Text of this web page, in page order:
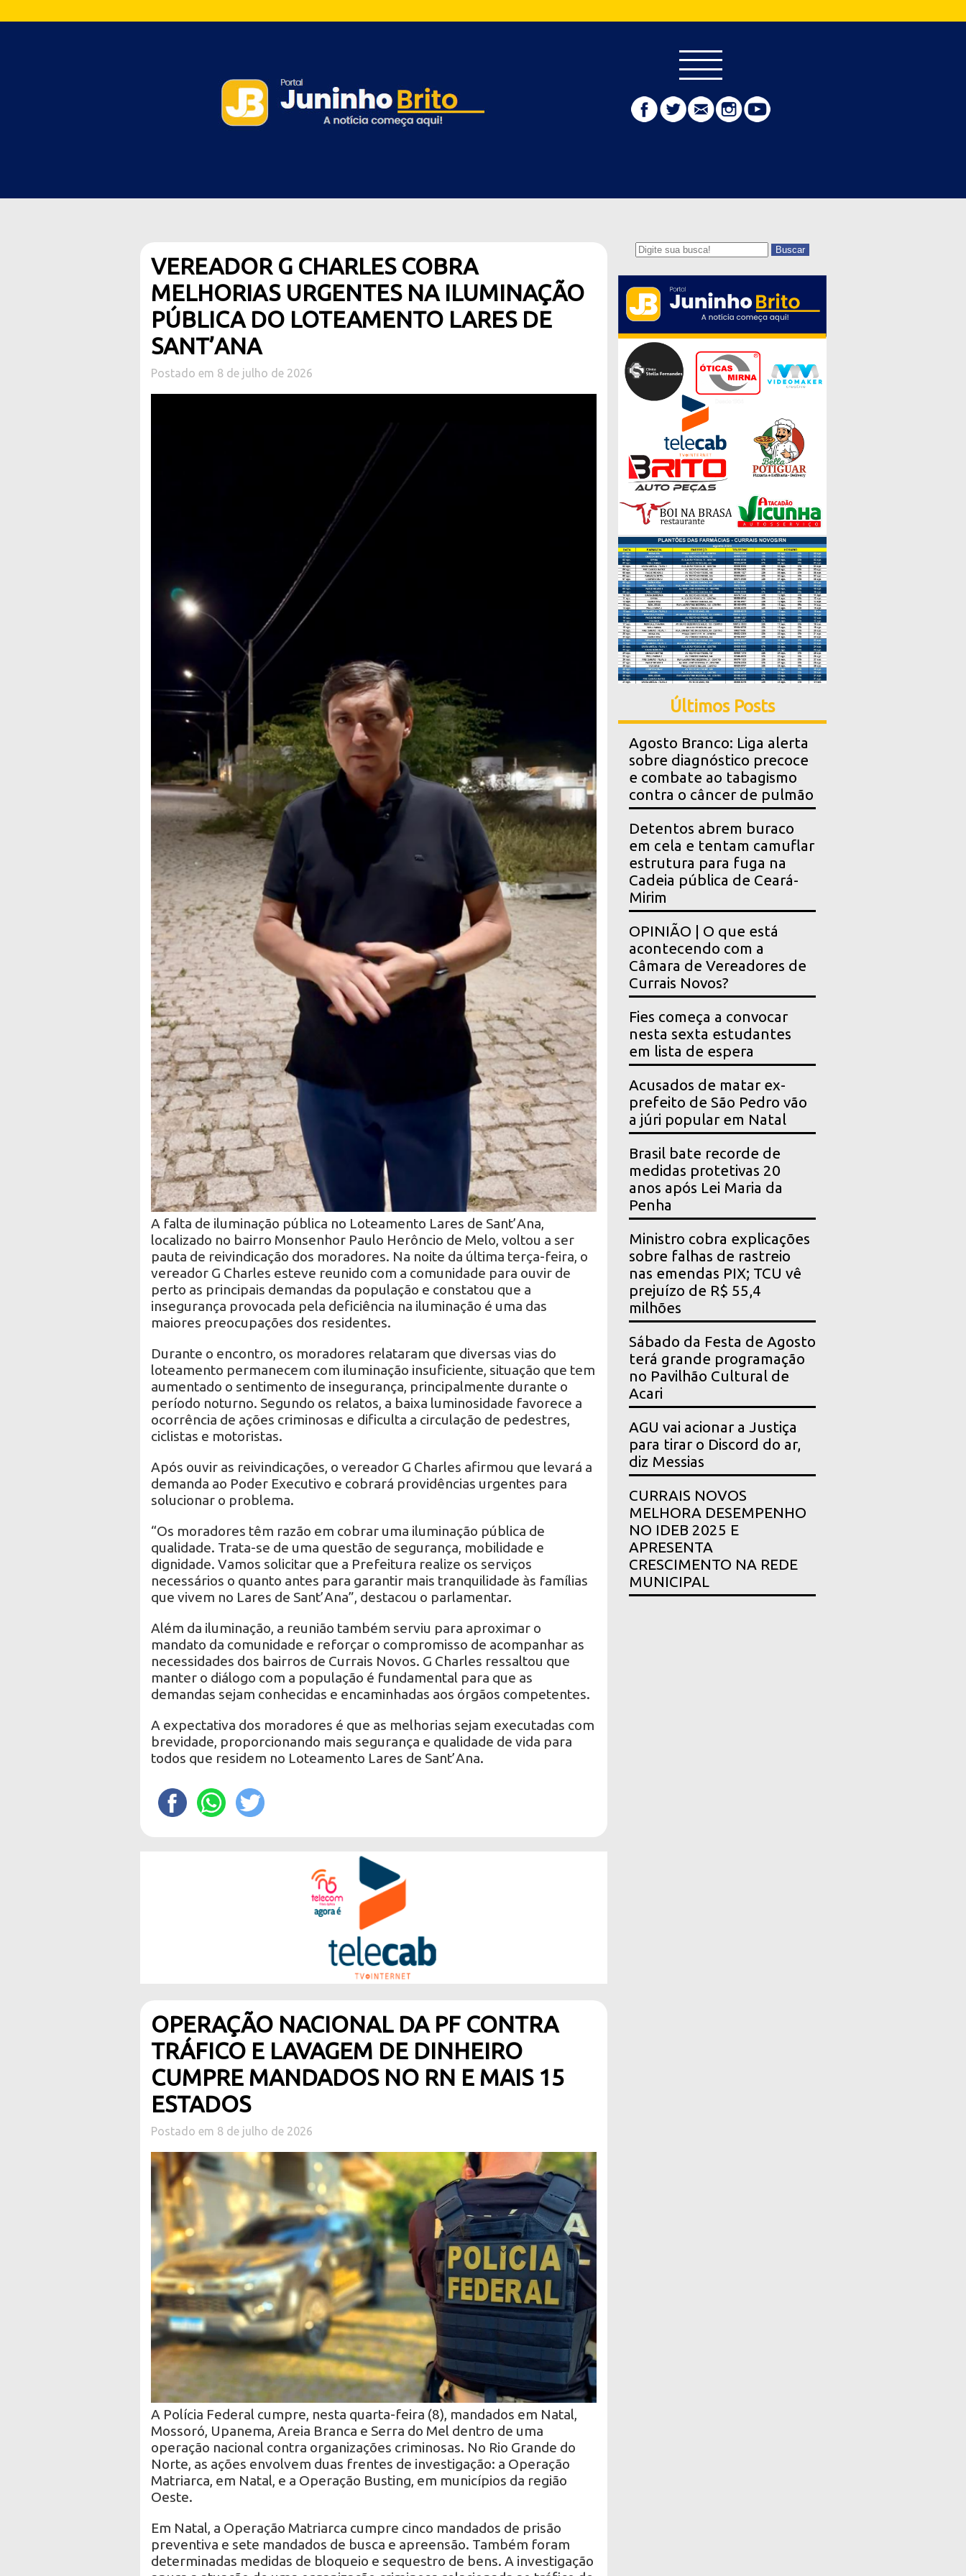
VEREADOR G CHARLES COBRA
MELHORIAS URGENTES NA ILUMINAÇÃO
PÚBLICA DO LOTEAMENTO LARES DE
SANT’ANA
Postado em 8 de julho de 2026
A falta de iluminação pública no Loteamento Lares de Sant’Ana,
localizado no bairro Monsenhor Paulo Herôncio de Melo, voltou a ser
pauta de reivindicação dos moradores. Na noite da última terça-feira, o
vereador G Charles esteve reunido com a comunidade para ouvir de
perto as principais demandas da população e constatou que a
insegurança provocada pela deficiência na iluminação é uma das
maiores preocupações dos residentes.
Durante o encontro, os moradores relataram que diversas vias do
loteamento permanecem com iluminação insuficiente, situação que tem
aumentado o sentimento de insegurança, principalmente durante o
período noturno. Segundo os relatos, a baixa luminosidade favorece a
ocorrência de ações criminosas e dificulta a circulação de pedestres,
ciclistas e motoristas.
Após ouvir as reivindicações, o vereador G Charles afirmou que levará a
demanda ao Poder Executivo e cobrará providências urgentes para
solucionar o problema.
“Os moradores têm razão em cobrar uma iluminação pública de
qualidade. Trata-se de uma questão de segurança, mobilidade e
dignidade. Vamos solicitar que a Prefeitura realize os serviços
necessários o quanto antes para garantir mais tranquilidade às famílias
que vivem no Lares de Sant’Ana”, destacou o parlamentar.
Além da iluminação, a reunião também serviu para aproximar o
mandato da comunidade e reforçar o compromisso de acompanhar as
necessidades dos bairros de Currais Novos. G Charles ressaltou que
manter o diálogo com a população é fundamental para que as
demandas sejam conhecidas e encaminhadas aos órgãos competentes.
A expectativa dos moradores é que as melhorias sejam executadas com
brevidade, proporcionando mais segurança e qualidade de vida para
todos que residem no Loteamento Lares de Sant’Ana.
OPERAÇÃO NACIONAL DA PF CONTRA
TRÁFICO E LAVAGEM DE DINHEIRO
CUMPRE MANDADOS NO RN E MAIS 15
ESTADOS
Postado em 8 de julho de 2026
A Polícia Federal cumpre, nesta quarta-feira (8), mandados em Natal,
Mossoró, Upanema, Areia Branca e Serra do Mel dentro de uma
operação nacional contra organizações criminosas. No Rio Grande do
Norte, as ações envolvem duas frentes de investigação: a Operação
Matriarca, em Natal, e a Operação Busting, em municípios da região
Oeste.
Em Natal, a Operação Matriarca cumpre cinco mandados de prisão
preventiva e sete mandados de busca e apreensão. Também foram
determinadas medidas de bloqueio e sequestro de bens. A investigação
Buscar
Últimos Posts
Agosto Branco: Liga alerta
sobre diagnóstico precoce
e combate ao tabagismo
contra o câncer de pulmão
Detentos abrem buraco
em cela e tentam camuflar
estrutura para fuga na
Cadeia pública de Ceará-
Mirim
OPINIÃO | O que está
acontecendo com a
Câmara de Vereadores de
Currais Novos?
Fies começa a convocar
nesta sexta estudantes
em lista de espera
Acusados de matar ex-
prefeito de São Pedro vão
a júri popular em Natal
Brasil bate recorde de
medidas protetivas 20
anos após Lei Maria da
Penha
Ministro cobra explicações
sobre falhas de rastreio
nas emendas PIX; TCU vê
prejuízo de R$ 55,4
milhões
Sábado da Festa de Agosto
terá grande programação
no Pavilhão Cultural de
Acari
AGU vai acionar a Justiça
para tirar o Discord do ar,
diz Messias
CURRAIS NOVOS
MELHORA DESEMPENHO
NO IDEB 2025 E
APRESENTA
CRESCIMENTO NA REDE
MUNICIPAL